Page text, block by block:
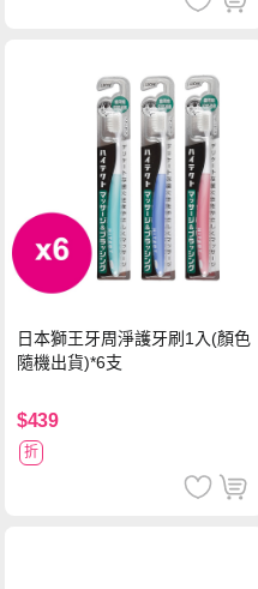
日本獅王牙周淨護牙刷1入(顏色
隨機出貨)*6支
$439
折